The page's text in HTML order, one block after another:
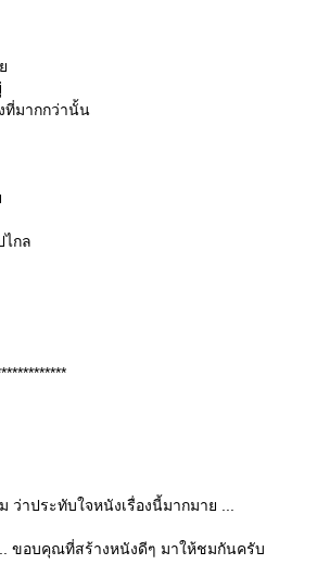
ที่มากกว่านั้น
กล
ว่าประทับใจหนังเรื่องนี้มากมาย ...
ขอบคุณที่สร้างหนังดีๆ มาให้ชมกันครับ